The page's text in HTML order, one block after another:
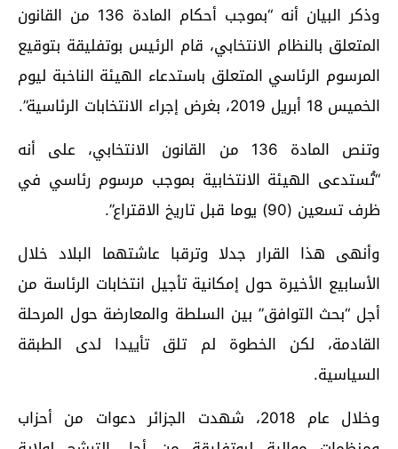
وذكر البيان أنه “بموجب أحكام المادة 136 من القانون
المتعلق بالنظام الانتخابي، قام الرئيس بوتفليقة بتوقيع
المرسوم الرئاسي المتعلق باستدعاء الهيئة الناخبة ليوم
الخميس 18 أبريل 2019، بغرض إجراء الانتخابات الرئاسية”.
وتنص المادة 136 من القانون الانتخابي، على أنه
“تُستدعى الهيئة الانتخابية بموجب مرسوم رئاسي في
ظرف تسعين (90) يوما قبل تاريخ الاقتراع”.
وأنهى هذا القرار جدلا وترقبا عاشتهما البلاد خلال
الأسابيع الأخيرة حول إمكانية تأجيل انتخابات الرئاسة من
أجل “بحث التوافق” بين السلطة والمعارضة حول المرحلة
القادمة، لكن الخطوة لم تلق تأييدا لدى الطبقة
السياسية.
وخلال عام 2018، شهدت الجزائر دعوات من أحزاب